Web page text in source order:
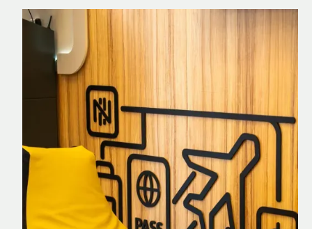
Nomad Explorer
Cartão de crédito brasileiro com cashback
em dólar